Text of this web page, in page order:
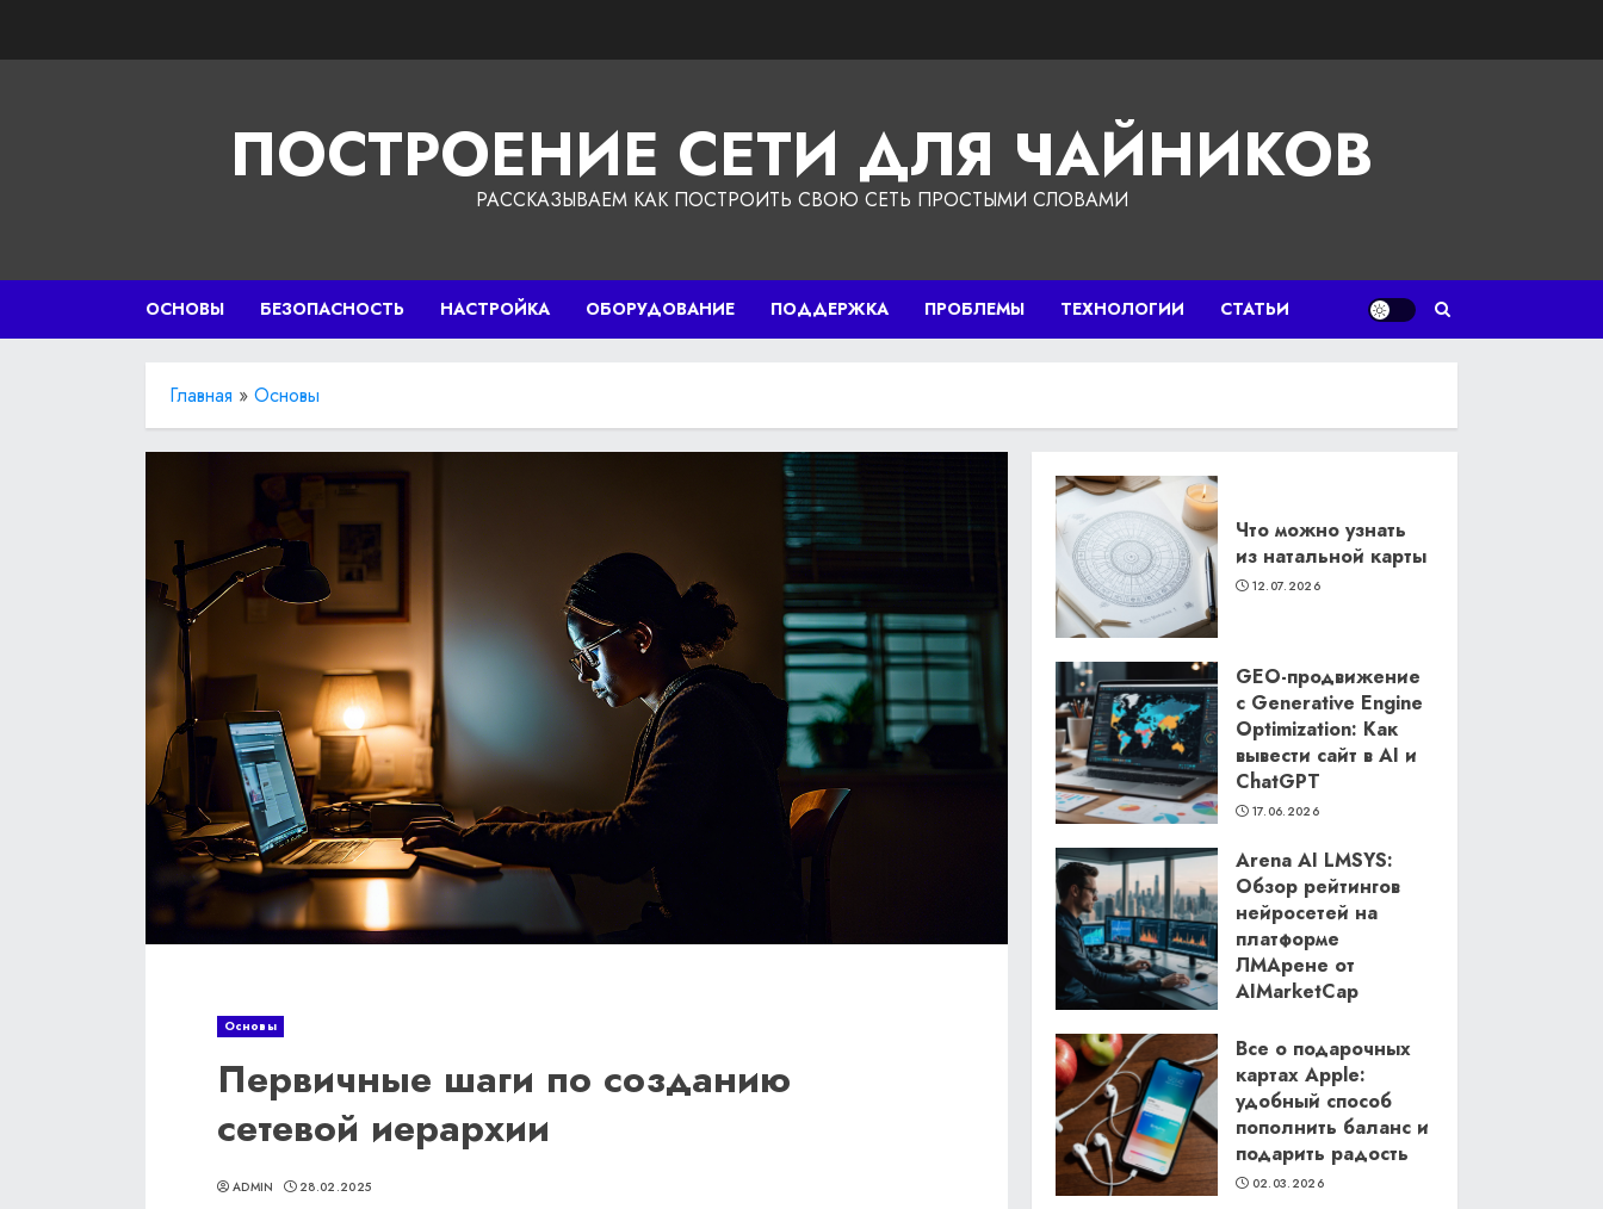
ПОСТРОЕНИЕ СЕТИ ДЛЯ ЧАЙНИКОВ
РАССКАЗЫВАЕМ КАК ПОСТРОИТЬ СВОЮ СЕТЬ ПРОСТЫМИ СЛОВАМИ
ОСНОВЫ БЕЗОПАСНОСТЬ НАСТРОЙКА ОБОРУДОВАНИЕ ПОДДЕРЖКА ПРОБЛЕМЫ ТЕХНОЛОГИИ СТАТЬИ
Главная » Основы
Основы
Первичные шаги по созданию
сетевой иерархии
ADMIN 28.02.2025
Что можно узнать
из натальной карты
12.07.2026
GEO-продвижение
с Generative Engine
Optimization: Как
вывести сайт в AI и
ChatGPT
17.06.2026
Arena AI LMSYS:
Обзор рейтингов
нейросетей на
платформе
ЛМАрене от
AIMarketCap
Все о подарочных
картах Apple:
удобный способ
пополнить баланс и
подарить радость
02.03.2026